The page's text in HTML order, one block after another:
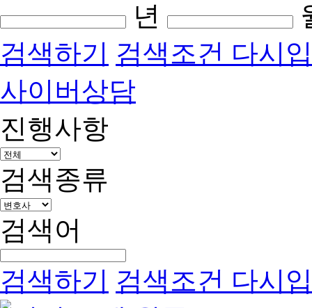
년
검색하기 검색조건 다시
사이버상담
진행사항
검색종류
검색어
검색하기 검색조건 다시